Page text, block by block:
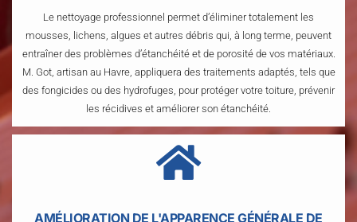
Le nettoyage professionnel permet d’éliminer totalement les
mousses, lichens, algues et autres débris qui, à long terme, peuvent
entraîner des problèmes d’étanchéité et de porosité de vos matériaux.
M. Got, artisan au Havre, appliquera des traitements adaptés, tels que
des fongicides ou des hydrofuges, pour protéger votre toiture, prévenir
les récidives et améliorer son étanchéité.
AMÉLIORATION DE L'APPARENCE GÉNÉRALE DE